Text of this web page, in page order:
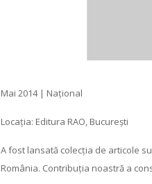
Mai 2014 | Național
Locația: Editura RAO, București
A fost lansată colecția de articole
România. Contribuția noastră a